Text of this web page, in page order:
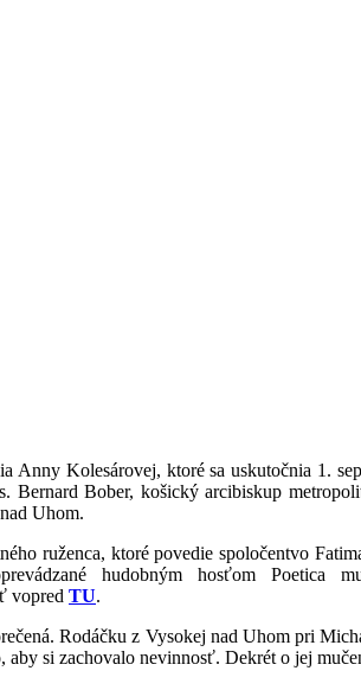
Anny Kolesárovej, ktoré sa uskutočnia 1.
Bernard Bober, košický arcibiskup
Uhom.
ruženca, ktoré povedie spoločentvo
hudobným hosťom Poetica
vopred TU.
Rodáčku z Vysokej nad Uhom pri
si zachovalo nevinnosť. Dekrét o jej